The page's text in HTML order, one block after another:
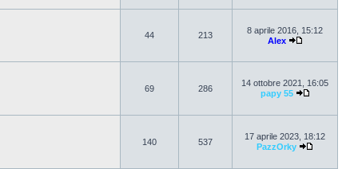
44 213
8 aprile 2016, 15:12
Alex
69 286
14 ottobre 2021, 16:05
papy 55
140 537
17 aprile 2023, 18:12
PazzOrky